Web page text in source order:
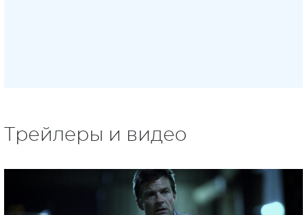
Трейлеры и видео